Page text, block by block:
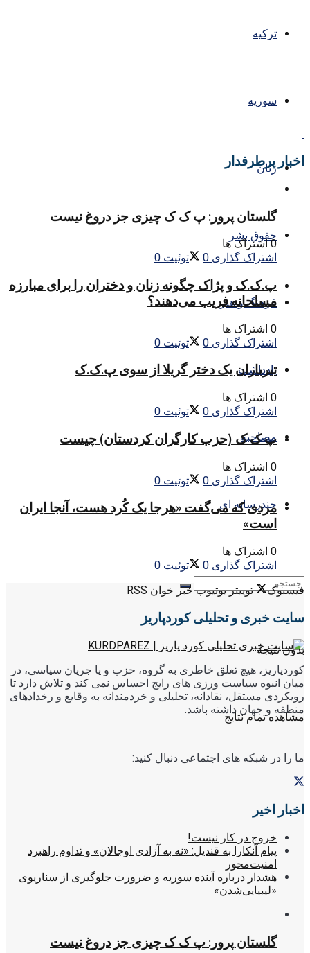
ترکیه
سوریه
زنان
حقوق بشر
فرهنگ و هنر
یادداشت
مصاحبه
چندرسانه ای
بدون نتیجه
مشاهده تمام نتایج
اخبار پرطرفدار
گلستان پرور: پ ک ک چیزی جز دروغ نیست
0 اشتراک ها
اشتراک گذاری 0 توئیت 0
پ.ک.ک و پژاک چگونه زنان و دختران را برای مبارزه
مسلحانه فریب می‌دهند؟
0 اشتراک ها
اشتراک گذاری 0 توئیت 0
تیرباران یک دختر گریلا از سوی پ.ک.ک
0 اشتراک ها
اشتراک گذاری 0 توئیت 0
پ ک ک (حزب کارگران کردستان) چیست
0 اشتراک ها
اشتراک گذاری 0 توئیت 0
مردی که می‌گفت «هرجا یک کُرد هست، آنجا ایران
است»
0 اشتراک ها
اشتراک گذاری 0 توئیت 0
فیسبوک
توییتر یوتیوب خبر خوان RSS
سایت خبری و تحلیلی کوردپاریز
کوردپاریز، هیچ تعلق خاطری به گروه، حزب و یا جریان سیاسی، در
میان انبوه سیاست ورزی های رایج احساس نمی کند و تلاش دارد تا
رویکردی مستقل، نقادانه، تحلیلی و خردمندانه به وقایع و رخدادهای
منطقه و جهان داشته باشد.
ما را در شبکه های اجتماعی دنبال کنید:
اخبار اخیر
خروج در کار نیست!
پیام آنکارا به قندیل: «نه به آزادی اوجالان» و تداوم راهبرد
امنیت‌محور
هشدار درباره آینده سوریه و ضرورت جلوگیری از سناریوی
«لیبیایی‌شدن»
گلستان پرور: پ ک ک چیزی جز دروغ نیست